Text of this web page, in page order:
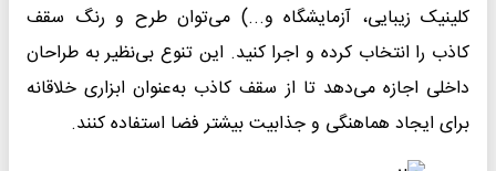
کلینیک زیبایی، آزمایشگاه و...) می‌توان طرح و رنگ سقف
کاذب را انتخاب کرده و اجرا کنید. این تنوع بی‌نظیر به طراحان
داخلی اجازه می‌دهد تا از سقف کاذب به‌عنوان ابزاری خلاقانه
برای ایجاد هماهنگی و جذابیت بیشتر فضا استفاده کنند.